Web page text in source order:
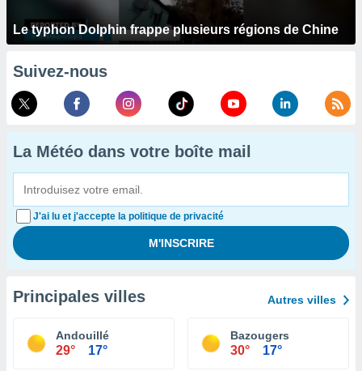
Le typhon Dolphin frappe plusieurs régions de Chine
Suivez-nous
La Météo dans votre boîte mail
J'ai lu et j'accepte la politique de privacité
Principales villes Autres villes
Andouillé
29° 17°
Bazougers
30° 17°